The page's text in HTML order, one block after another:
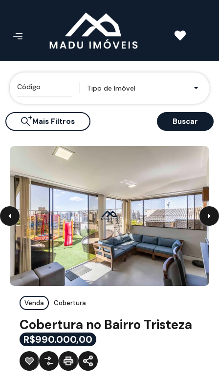
Tipo de Imóvel
Mais Filtros Buscar
Venda Cobertura
Cobertura no Bairro Tristeza
R$990.000,00